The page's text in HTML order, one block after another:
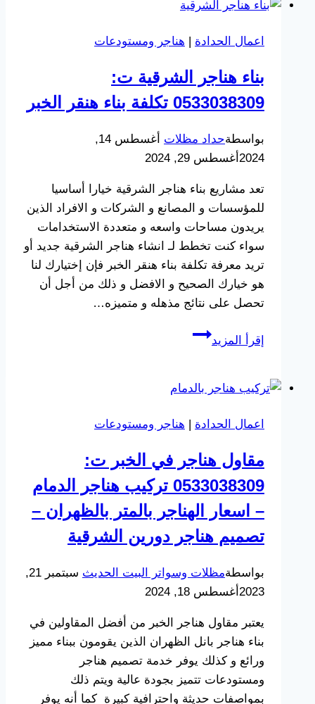
ت
0533038309
مستودعات
حديد
الشرقية
اعمال الحدادة هناجر ومستودعات
بناء هناجر الشرقية ت:
0533038309 تكلفة بناء هنقر الخبر
بواسطةحداد مظلات
أغسطس 14,
2024 أغسطس 29, 2024
تعد مشاريع بناء هناجر الشرقية خيارا أساسيا
للمؤسسات و المصانع و الشركات و الافراد الذين
يريدون مساحات واسعه و متعددة الاستخدامات
سواء كنت تخطط لـ انشاء هناجر الشرقية جديد أو
تريد معرفة تكلفة بناء هنقر الخبر فإن إختيارك لنا
هو خيارك الصحيح و الافضل و ذلك من أجل أن
تحصل على نتائج مذهله و متميزه…
إقرأ المزيد
بناء
ت:
تكلفة
هنقر
الخبر
اعمال الحدادة هناجر ومستودعات
مقاول هناجر في الخبر ت:
0533038309 تركيب هناجر الدمام
– اسعار الهناجر بالمتر بالظهران –
تصميم هناجر دورين الشرقية
بواسطةمظلات وسواتر البيت الحديث
سبتمبر 21,
2023 أغسطس 18, 2024
يعتبر مقاول هناجر الخبر من أفضل المقاولين في
بناء هناجر بانل الظهران الذين يقومون ببناء مميز
ورائع و كذلك يوفر خدمة تصميم هناجر
ومستودعات تتميز بجودة عالية ويتم ذلك
بمواصفات حديثة واحترافية كبيرة كما أنه يوفر